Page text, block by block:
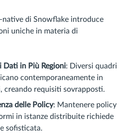
native di Snowflake introduce
uniche in materia di
Dati in Più Regioni: Diversi quadri
contemporaneamente in
creando requisiti sovrapposti.
delle Policy: Mantenere policy
in istanze distribuite richiede
sofisticata.